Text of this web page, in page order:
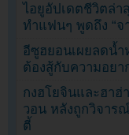
ไอยูอัปเดตชีวิตล่า
ทำแฟนๆ พูดถึง “จ
อีซูฮยอนเผยลดน้
ต้องสู้กับความอยา
กงฮโยจินและฮาฮ่
วอน หลังถูกวิจาร
ตี้